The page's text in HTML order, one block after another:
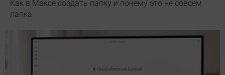
Как в Максе создать папку и почему это не совсем
папка